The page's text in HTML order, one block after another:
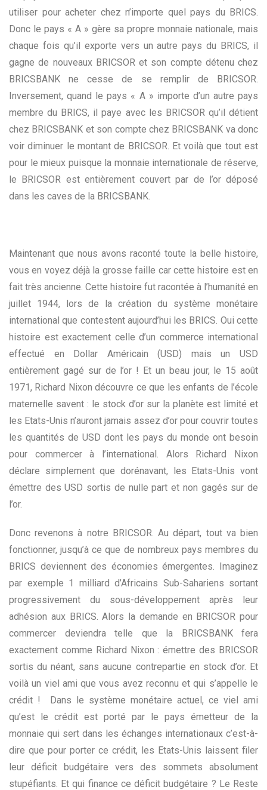
utiliser pour acheter chez n’importe quel pays du BRICS.
Donc le pays « A » gère sa propre monnaie nationale, mais
chaque fois qu’il exporte vers un autre pays du BRICS, il
gagne de nouveaux BRICSOR et son compte détenu chez
BRICSBANK ne cesse de se remplir de BRICSOR.
Inversement, quand le pays « A » importe d’un autre pays
membre du BRICS, il paye avec les BRICSOR qu’il détient
chez BRICSBANK et son compte chez BRICSBANK va donc
voir diminuer le montant de BRICSOR. Et voilà que tout est
pour le mieux puisque la monnaie internationale de réserve,
le BRICSOR est entièrement couvert par de l’or déposé
dans les caves de la BRICSBANK.
Maintenant que nous avons raconté toute la belle histoire,
vous en voyez déjà la grosse faille car cette histoire est en
fait très ancienne. Cette histoire fut racontée à l’humanité en
juillet 1944, lors de la création du système monétaire
international que contestent aujourd’hui les BRICS. Oui cette
histoire est exactement celle d’un commerce international
effectué en Dollar Américain (USD) mais un USD
entièrement gagé sur de l’or ! Et un beau jour, le 15 août
1971, Richard Nixon découvre ce que les enfants de l’école
maternelle savent : le stock d’or sur la planète est limité et
les Etats-Unis n’auront jamais assez d’or pour couvrir toutes
les quantités de USD dont les pays du monde ont besoin
pour commercer à l’international. Alors Richard Nixon
déclare simplement que dorénavant, les Etats-Unis vont
émettre des USD sortis de nulle part et non gagés sur de
l’or.
Donc revenons à notre BRICSOR. Au départ, tout va bien
fonctionner, jusqu’à ce que de nombreux pays membres du
BRICS deviennent des économies émergentes. Imaginez
par exemple 1 milliard d’Africains Sub-Sahariens sortant
progressivement du sous-développement après leur
adhésion aux BRICS. Alors la demande en BRICSOR pour
commercer deviendra telle que la BRICSBANK fera
exactement comme Richard Nixon : émettre des BRICSOR
sortis du néant, sans aucune contrepartie en stock d’or. Et
voilà un viel ami que vous avez reconnu et qui s’appelle le
crédit ! Dans le système monétaire actuel, ce viel ami
qu’est le crédit est porté par le pays émetteur de la
monnaie qui sert dans les échanges internationaux c’est-à-
dire que pour porter ce crédit, les Etats-Unis laissent filer
leur déficit budgétaire vers des sommets absolument
stupéfiants. Et qui finance ce déficit budgétaire ? Le Reste